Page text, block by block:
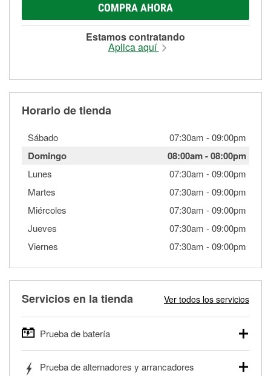
COMPRA AHORA
Estamos contratando
Aplica aquí
Horario de tienda
Sábado 07:30am -09:00pm
Domingo 08:00am-08:00pm
Lunes 07:30am -09:00pm
Martes
07:30am -09:00pm
Miércoles
07:30am -09:00pm
Jueves
07:30am -09:00pm
Viernes
07:30am -09:00pm
Servicios en la tienda Ver todos los servicios
Prueba de batería
autos, camionetas, SUVs, vehículos comerciales y
Prueba de alternadores y arrancadores